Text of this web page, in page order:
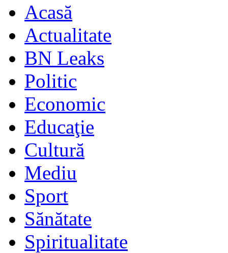
Acasă
Actualitate
BN Leaks
Politic
Economic
Educaţie
Cultură
Mediu
Sport
Sănătate
Spiritualitate